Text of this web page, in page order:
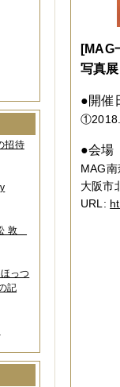
[MAG
写真
●開催
●会場
MAG
大阪市
URL:
招待
敦
っつ
記